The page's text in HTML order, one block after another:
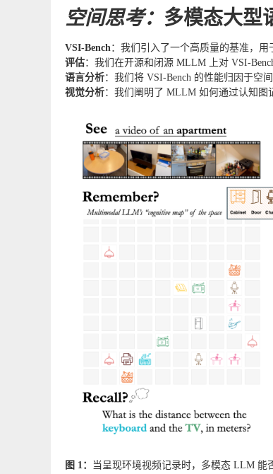
空间思考： 多模态大型
VSI-Bench：我们引入了一个高质量的基准，
评估：我们在开源和闭源 MLLM 上对 VSI-
语言分析：我们将 VSI-Bench 的性能归因于空
视觉分析：我们阐明了 MLLM 如何通过认知图
图 1：
当呈现环境视频记录时，多模态 LLM 能